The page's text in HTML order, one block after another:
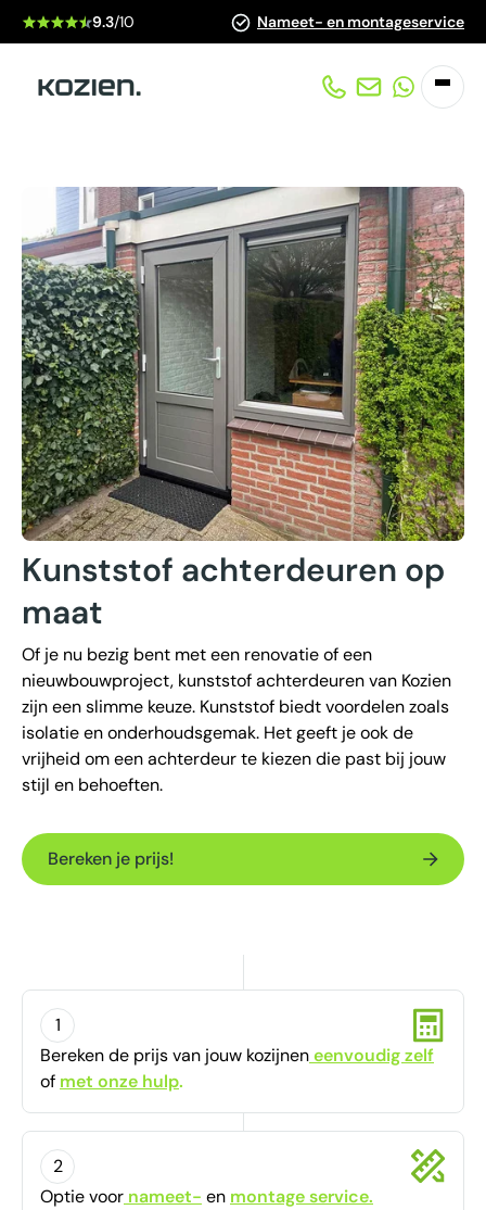
9.3/10 Nameet- en montageservice
Kunststof achterdeuren op
maat
Of je nu bezig bent met een renovatie of een
nieuwbouwproject, kunststof achterdeuren van Kozien
zijn een slimme keuze. Kunststof biedt voordelen zoals
isolatie en onderhoudsgemak. Het geeft je ook de
vrijheid om een achterdeur te kiezen die past bij jouw
stijl en behoeften.
Bereken je prijs!
1
Bereken de prijs van jouw kozijneneenvoudig zelf
of met onze hulp.
2
Optie voor nameet- en montage service.